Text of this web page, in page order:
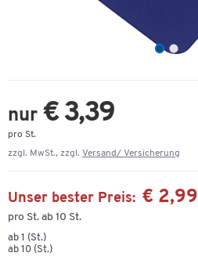
nur € 3,39
pro St.
zzgl. MwSt., zzgl. Versand/ Versicherung
Unser bester Preis: € 2,99
pro St. ab 10 St.
ab 1 (St.)
ab 10 (St.)